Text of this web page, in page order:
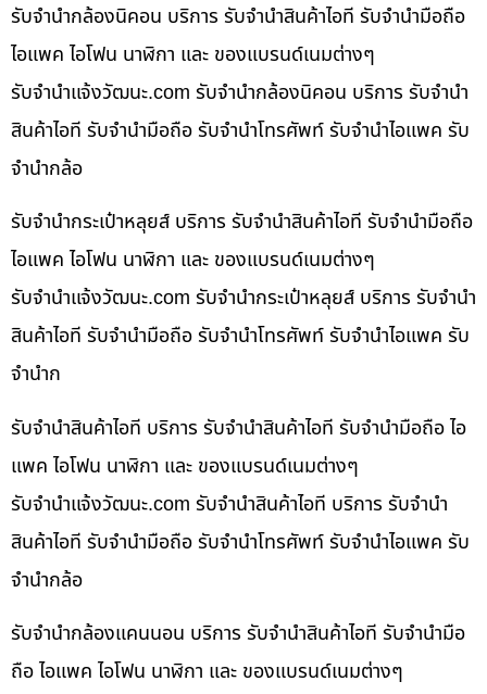
รับจำนำกล้องนิคอน บริการ รับจำนำสินค้าไอที รับจำนำมือถือ
ไอแพค ไอโฟน นาฬิกา และ ของแบรนด์เนมต่างๆ
รับจํานําแจ้งวัฒนะ.com รับจำนำกล้องนิคอน บริการ รับจำนำ
สินค้าไอที รับจำนำมือถือ รับจำนำโทรศัพท์ รับจำนำไอแพค รับ
จำนำกล้อ
รับจำนำกระเป๋าหลุยส์ บริการ รับจำนำสินค้าไอที รับจำนำมือถือ
ไอแพค ไอโฟน นาฬิกา และ ของแบรนด์เนมต่างๆ
รับจํานําแจ้งวัฒนะ.com รับจำนำกระเป๋าหลุยส์ บริการ รับจำนำ
สินค้าไอที รับจำนำมือถือ รับจำนำโทรศัพท์ รับจำนำไอแพค รับ
จำนำก
รับจำนำสินค้าไอที บริการ รับจำนำสินค้าไอที รับจำนำมือถือ ไอ
แพค ไอโฟน นาฬิกา และ ของแบรนด์เนมต่างๆ
รับจํานําแจ้งวัฒนะ.com รับจำนำสินค้าไอที บริการ รับจำนำ
สินค้าไอที รับจำนำมือถือ รับจำนำโทรศัพท์ รับจำนำไอแพค รับ
จำนำกล้อ
รับจำนำกล้องแคนนอน บริการ รับจำนำสินค้าไอที รับจำนำมือ
ถือ ไอแพค ไอโฟน นาฬิกา และ ของแบรนด์เนมต่างๆ